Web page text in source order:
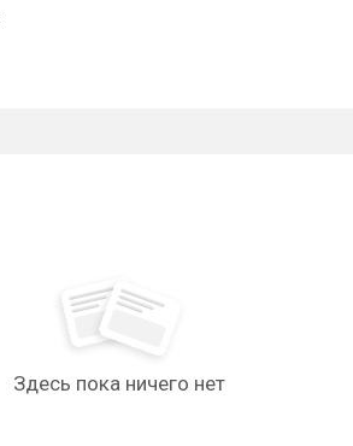
Здесь пока ничего нет